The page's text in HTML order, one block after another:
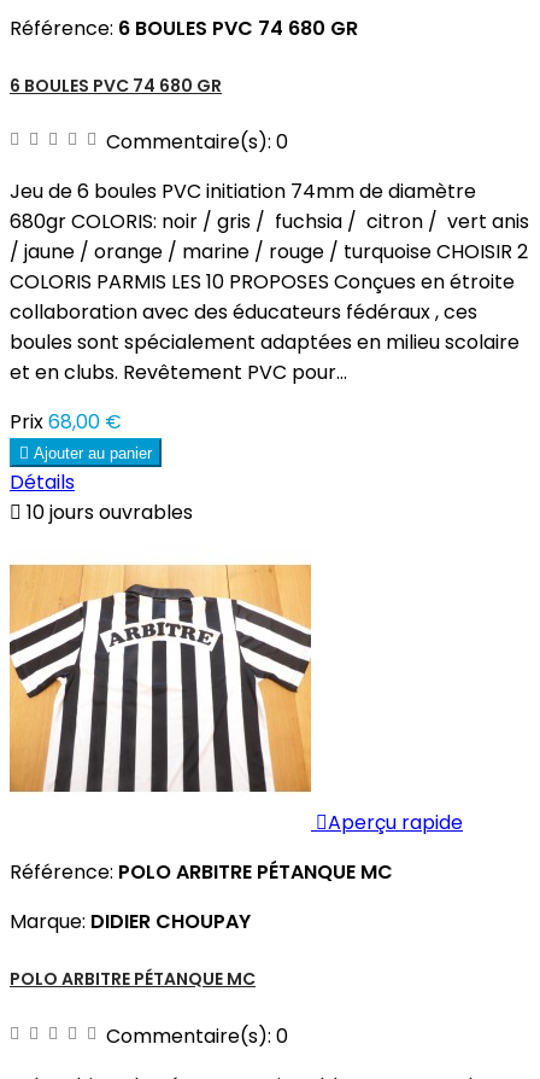
Référence: 6 BOULES PVC 74 680 GR
6 BOULES PVC 74 680 GR
Commentaire(s): 0
Jeu de 6 boules PVC initiation 74mm de diamètre
680gr COLORIS: noir / gris / fuchsia / citron / vert anis
/ jaune / orange / marine / rouge / turquoise CHOISIR 2
COLORIS PARMIS LES 10 PROPOSES Conçues en étroite
collaboration avec des éducateurs fédéraux , ces
boules sont spécialement adaptées en milieu scolaire
et en clubs. Revêtement PVC pour...
Prix68,00 €
 Ajouter au panier
Détails
 10 jours ouvrables
Aperçu rapide
Référence: POLO ARBITRE PÉTANQUE MC
Marque: DIDIER CHOUPAY
POLO ARBITRE PÉTANQUE MC
Commentaire(s): 0